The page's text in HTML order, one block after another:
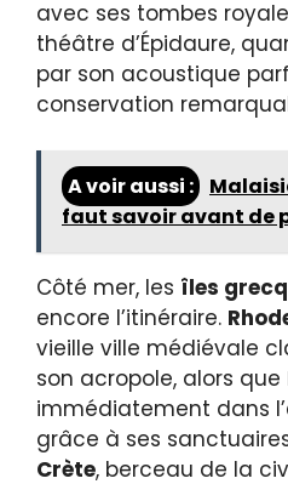
avec ses tombes
théâtre d’Épidaure,
par son acoustique
conservation
A voir aussi :
faut savoir avant de
Côté mer, les îles
encore l’itinéraire.
vieille ville médiévale
son acropole, alors que
immédiatement dans
grâce à ses
Crète, berceau de la